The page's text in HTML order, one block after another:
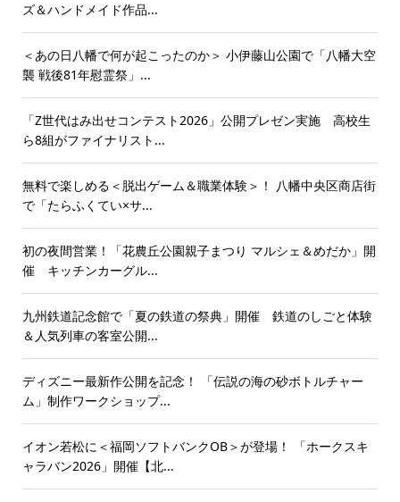
ズ＆ハンドメイド作品...
＜あの日八幡で何が起こったのか＞ 小伊藤山公園で「八幡大空
襲 戦後81年慰霊祭」...
「Z世代はみ出せコンテスト2026」公開プレゼン実施 高校生
ら8組がファイナリスト...
無料で楽しめる＜脱出ゲーム＆職業体験＞！ 八幡中央区商店街
で「たらふくてい×サ...
初の夜間営業！「花農丘公園親子まつり マルシェ＆めだか」開
催 キッチンカーグル...
九州鉄道記念館で「夏の鉄道の祭典」開催 鉄道のしごと体験
＆人気列車の客室公開...
ディズニー最新作公開を記念！ 「伝説の海の砂ボトルチャー
ム」制作ワークショップ...
イオン若松に＜福岡ソフトバンクOB＞が登場！ 「ホークスキ
ャラバン2026」開催【北...